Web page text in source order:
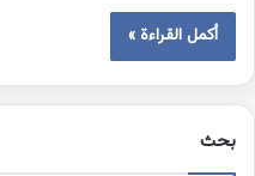
أكمل القراءة »
بحث